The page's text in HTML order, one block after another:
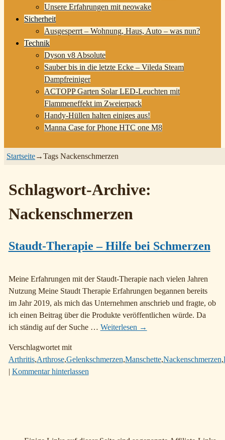
Unsere Erfahrungen mit neowake
Sicherheit
Ausgesperrt – Wohnung, Haus, Auto – was nun?
Technik
Dyson v8 Absolute
Sauber bis in die letzte Ecke – Vileda Steam
Dampfreiniger
ACTOPP Garten Solar LED-Leuchten mit
Flammeneffekt im Zweierpack
Handy-Hüllen halten einiges aus!
Manna Case for Phone HTC one M8
Startseite→Tags Nackenschmerzen
Schlagwort-Archive:
Nackenschmerzen
Staudt-Therapie – Hilfe bei Schmerzen
Meine Erfahrungen mit der Staudt-Therapie nach vielen Jahren
Nutzung Meine Staudt Therapie Erfahrungen begannen bereits
im Jahr 2019, als mich das Unternehmen anschrieb und fragte, ob
ich einen Beitrag über die Produkte veröffentlichen würde. Da
ich ständig auf der Suche … Weiterlesen →
Verschlagwortet mit
Arthritis,Arthrose,Gelenkschmerzen,Manschette,Nackenschmerzen,
| Kommentar hinterlassen